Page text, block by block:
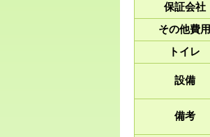
保証会社
その他費用
トイレ
設備
備考